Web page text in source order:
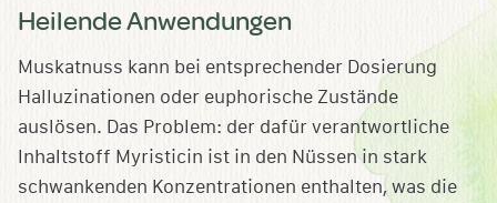
Heilende Anwendungen
Muskatnuss kann bei entsprechender Dosierung
Halluzinationen oder euphorische Zustände
auslösen. Das Problem: der dafür verantwortliche
Inhaltstoff Myristicin ist in den Nüssen in stark
schwankenden Konzentrationen enthalten, was die